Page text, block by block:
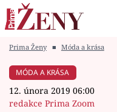
Módní alarm
Prima Ženy ■ Móda a krása
MÓDA A KRÁSA
12. února 2019 06:00
redakce Prima Zoom